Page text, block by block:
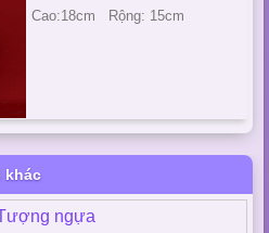
Cao:18cm Rộng: 15cm
khác
ngựa